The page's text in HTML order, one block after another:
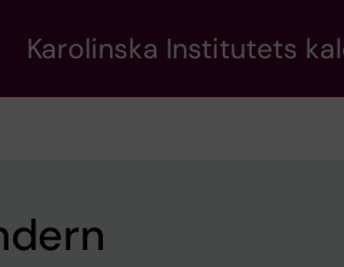
Karolinska Institutets